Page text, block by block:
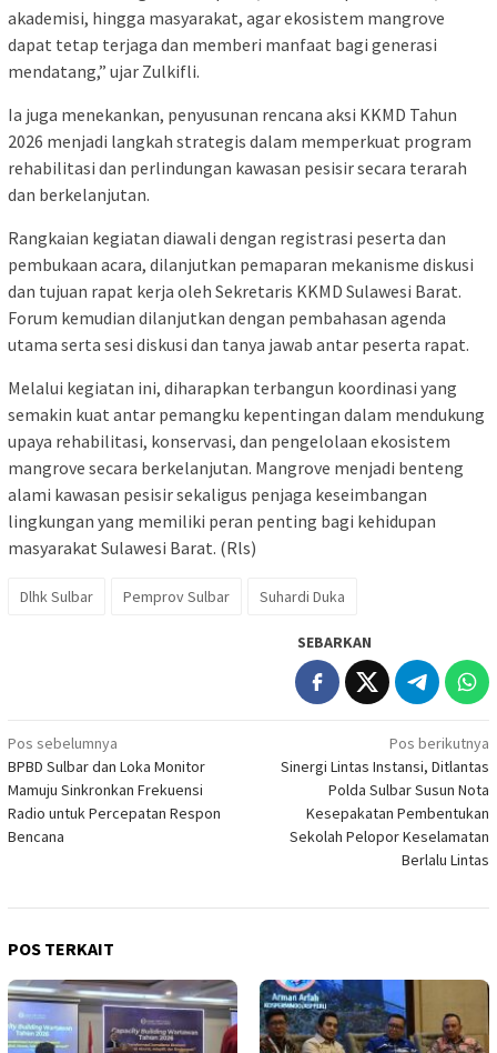
akademisi, hingga masyarakat, agar ekosistem mangrove
dapat tetap terjaga dan memberi manfaat bagi generasi
mendatang,” ujar Zulkifli.
Ia juga menekankan, penyusunan rencana aksi KKMD Tahun
2026 menjadi langkah strategis dalam memperkuat program
rehabilitasi dan perlindungan kawasan pesisir secara terarah
dan berkelanjutan.
Rangkaian kegiatan diawali dengan registrasi peserta dan
pembukaan acara, dilanjutkan pemaparan mekanisme diskusi
dan tujuan rapat kerja oleh Sekretaris KKMD Sulawesi Barat.
Forum kemudian dilanjutkan dengan pembahasan agenda
utama serta sesi diskusi dan tanya jawab antar peserta rapat.
Melalui kegiatan ini, diharapkan terbangun koordinasi yang
semakin kuat antar pemangku kepentingan dalam mendukung
upaya rehabilitasi, konservasi, dan pengelolaan ekosistem
mangrove secara berkelanjutan. Mangrove menjadi benteng
alami kawasan pesisir sekaligus penjaga keseimbangan
lingkungan yang memiliki peran penting bagi kehidupan
masyarakat Sulawesi Barat. (Rls)
Dlhk Sulbar Pemprov Sulbar Suhardi Duka
SEBARKAN
Navigasi
pos
Pos sebelumnya
BPBD Sulbar dan Loka Monitor
Mamuju Sinkronkan Frekuensi
Radio untuk Percepatan Respon
Bencana
Pos berikutnya
Sinergi Lintas Instansi, Ditlantas
Polda Sulbar Susun Nota
Kesepakatan Pembentukan
Sekolah Pelopor Keselamatan
Berlalu Lintas
POS TERKAIT